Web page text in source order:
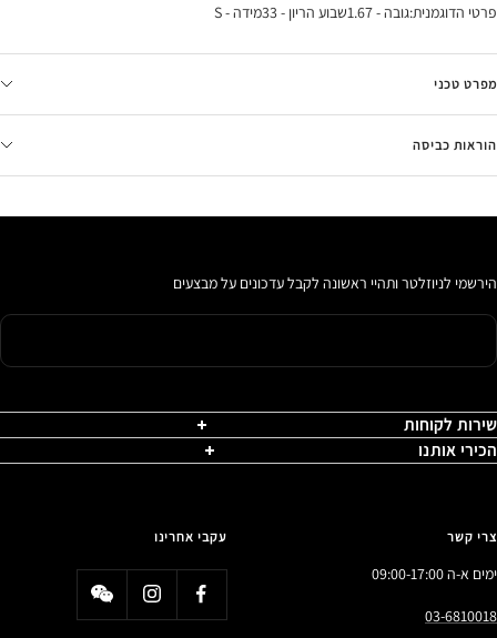
פרטי הדוגמנית:גובה - 1.67שבוע הריון - 33מידה - S
מפרט טכני
הוראות כביסה
הירשמי לניוזלטר ותהיי ראשונה לקבל עדכונים על מבצעים
שירות לקוחות
הכירי אותנו
צרי קשר
ימים א-ה 09:00-17:00
03-6810018
עקבי אחרינו